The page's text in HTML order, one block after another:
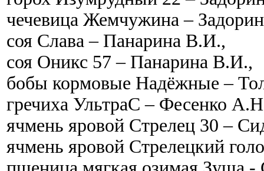
чечевица Жемчужина –
соя Слава – Панарина В.И.,
соя Оникс 57 – Панарина В.И.,
бобы кормовые Надёжные –
гречиха УльтраС – Фесенко
ячмень яровой Стрелец 30 –
ячмень яровой Стрелецкий